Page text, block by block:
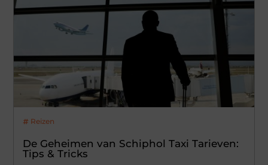
Reizen
De Geheimen van Schiphol Taxi Tarieven:
Tips & Tricks